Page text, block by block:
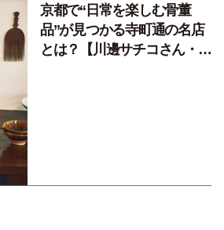
京都で“日常を楽しむ骨董
品”が見つかる寺町通の名店
とは？【川邊サチコさん・美